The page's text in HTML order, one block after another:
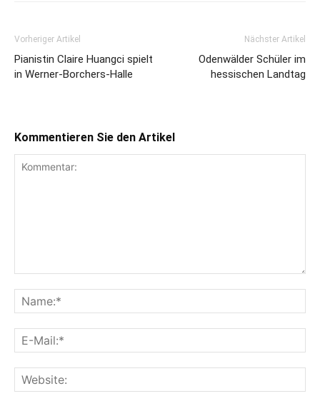
Vorheriger Artikel
Pianistin Claire Huangci spielt
in Werner-Borchers-Halle
Nächster Artikel
Odenwälder Schüler im
hessischen Landtag
Kommentieren Sie den Artikel